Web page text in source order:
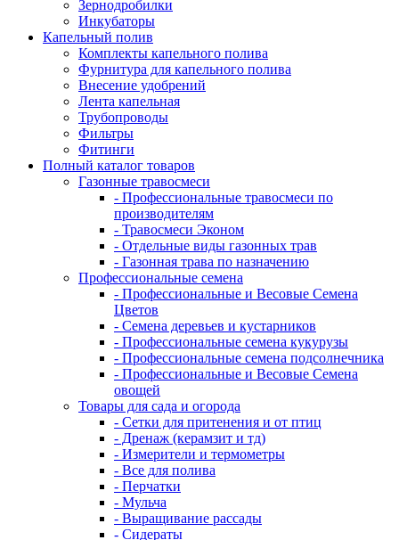
Зернодробилки
Инкубаторы
Капельный полив
Комплекты капельного полива
Фурнитура для капельного полива
Внесение удобрений
Лента капельная
Трубопроводы
Фильтры
Фитинги
Полный каталог товаров
Газонные травосмеси
- Профессиональные травосмеси по
производителям
- Травосмеси Эконом
- Отдельные виды газонных трав
- Газонная трава по назначению
Профессиональные семена
- Профессиональные и Весовые Семена
Цветов
- Семена деревьев и кустарников
- Профессиональные семена кукурузы
- Профессиональные семена подсолнечника
- Профессиональные и Весовые Семена
овощей
Товары для сада и огорода
- Сетки для притенения и от птиц
- Дренаж (керамзит и тд)
- Измерители и термометры
- Все для полива
- Перчатки
- Мульча
- Выращивание рассады
- Сидераты